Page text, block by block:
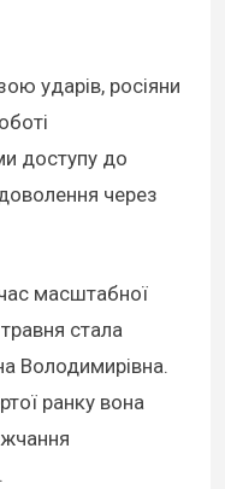
ударів, росіяни
доступу до
через
масштабної
стала
Володимирівна.
ранку вона